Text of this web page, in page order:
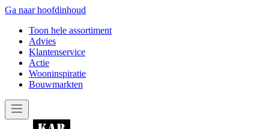
Ga naar hoofdinhoud
Toon hele assortiment
Advies
Klantenservice
Actie
Wooninspiratie
Bouwmarkten